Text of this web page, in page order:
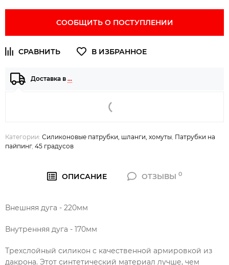
СООБЩИТЬ О ПОСТУПЛЕНИИ
Доставка в …
Категории: Силиконовые патрубки, шланги, хомуты Патрубки на
пайпинг, 45 градусов
ОПИСАНИЕ ОТЗЫВЫ0
Внешняя дуга - 220мм
Внутренняя дуга - 170мм
Трехслойный силикон с качественной армировкой из
дакрона. Этот синтетический материал лучше, чем